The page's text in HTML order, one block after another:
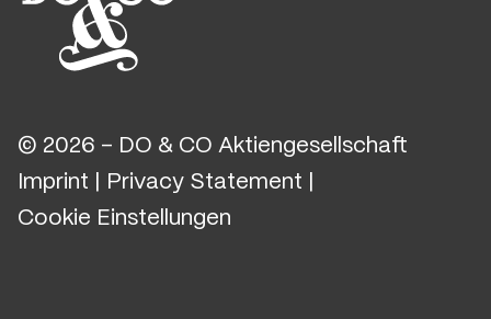
© 2026 - DO & CO Aktiengesellschaft
Imprint
Privacy Statement
Cookie Einstellungen